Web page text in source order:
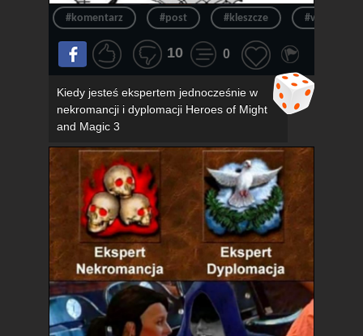
#komentarz #post #kleszcze #wpis
10 0
Kiedy jesteś ekspertem jednocześnie w
nekromancji i dyplomacji Heroes of Might
and Magic 3